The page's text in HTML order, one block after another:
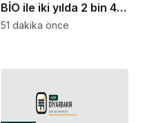
BİO ile iki yılda 2 bin 40
kişi iş sahibi oldu
51 dakika önce